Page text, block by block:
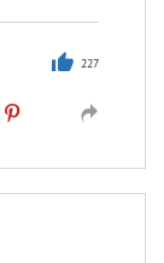
227